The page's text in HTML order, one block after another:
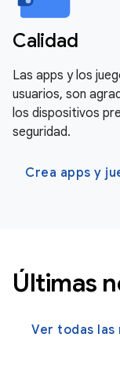
Calidad
Las apps y los
usuarios, son
los dispositivos
seguridad.
Crea apps y
Últimas
Ver todas las